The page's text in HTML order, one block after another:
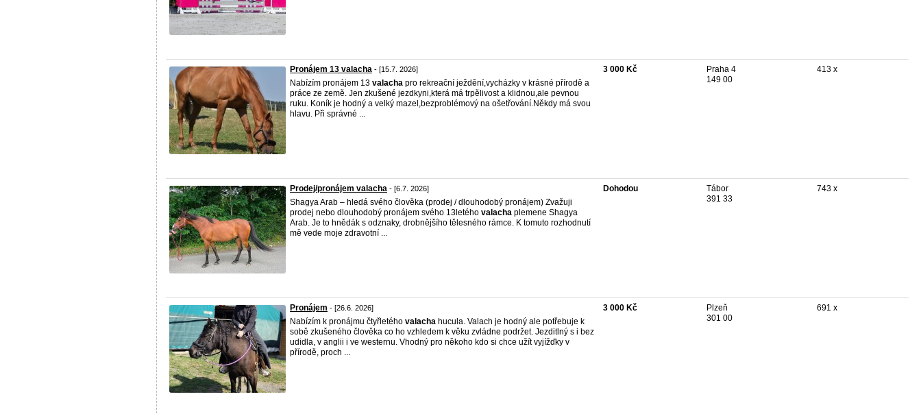
Pronájem 13 valacha - [15.7. 2026]
Nabízím pronájem 13 valacha pro rekreační ježdění,vycházky v krásné přírodě a
práce ze země. Jen zkušené jezdkyni,která má trpělivost a klidnou,ale pevnou
ruku. Koník je hodný a velký mazel,bezproblémový na ošetřování.Někdy má svou
hlavu. Při správné ...
3 000 Kč
Praha 4
149 00
413 x
Prodej/pronájem valacha - [6.7. 2026]
Shagya Arab – hledá svého člověka (prodej / dlouhodobý pronájem) Zvažuji
prodej nebo dlouhodobý pronájem svého 13letého valacha plemene Shagya
Arab. Je to hnědák s odznaky, drobnějšího tělesného rámce. K tomuto rozhodnutí
mě vede moje zdravotní ...
Dohodou
Tábor
391 33
743 x
Pronájem - [26.6. 2026]
Nabízím k pronájmu čtyřletého valacha hucula. Valach je hodný ale potřebuje k
sobě zkušeného člověka co ho vzhledem k věku zvládne podržet. Jezditlný s i bez
udidla, v anglii i ve westernu. Vhodný pro někoho kdo si chce užít vyjížďky v
přírodě, proch ...
3 000 Kč
Plzeň
301 00
691 x